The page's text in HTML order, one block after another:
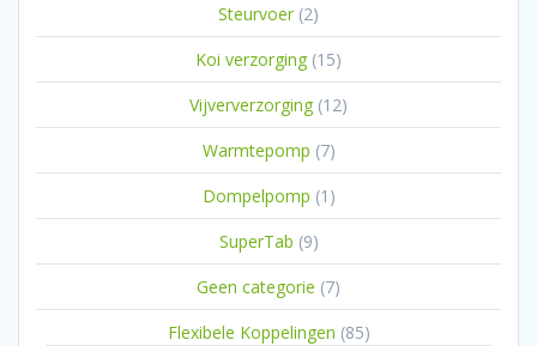
Steurvoer 22
producten
Koi verzorging 1515
producten
Vijververzorging 1212
producten
Warmtepomp 77
producten
Dompelpomp 1 1
product
SuperTab 99
producten
Geen categorie 77
producten
Flexibele Koppelingen 8585